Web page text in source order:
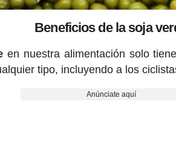
Beneficios de la soja
en nuestra alimentación solo
tipo, incluyendo a los
Anúnciate aquí